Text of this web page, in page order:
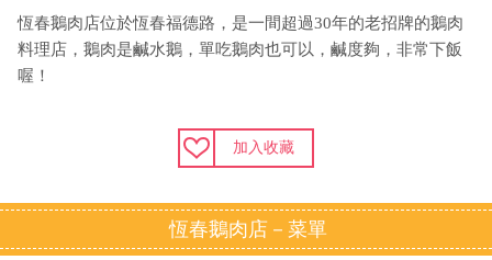
恆春鵝肉店位於恆春福德路，是一間超過30年的老招牌的鵝肉
料理店，鵝肉是鹹水鵝，單吃鵝肉也可以，鹹度夠，非常下飯
喔！
加入收藏
恆春鵝肉店－菜單